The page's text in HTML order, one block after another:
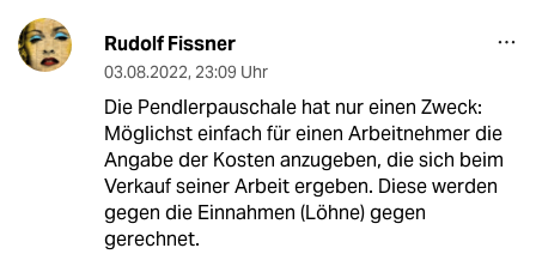
Rudolf Fissner
03.08.2022, 23:09 Uhr
Die Pendlerpauschale hat nur einen Zweck:
Möglichst einfach für einen Arbeitnehmer die
Angabe der Kosten anzugeben, die sich beim
Verkauf seiner Arbeit ergeben. Diese werden
gegen die Einnahmen (Löhne) gegen
gerechnet.